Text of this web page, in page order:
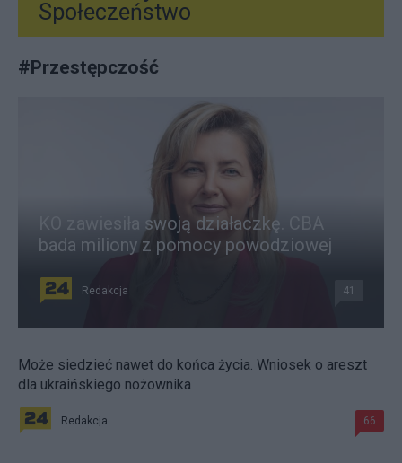
Społeczeństwo
#Przestępczość
KO zawiesiła swoją działaczkę. CBA
bada miliony z pomocy powodziowej
Redakcja 41
Może siedzieć nawet do końca życia. Wniosek o areszt
dla ukraińskiego nożownika
Redakcja 66